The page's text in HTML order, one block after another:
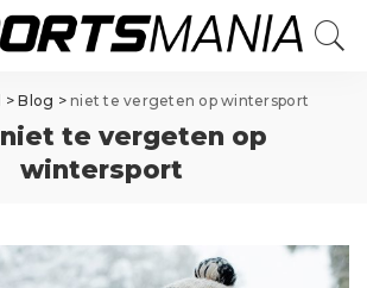
>Blog >niet te vergeten op wintersport
niet te vergeten op
wintersport